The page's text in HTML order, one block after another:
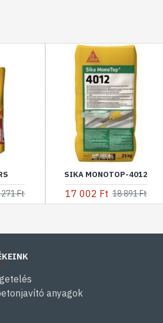
Ft
SIKA MONOTOP-4012
17 002 Ft 18 891 Ft
anyagok